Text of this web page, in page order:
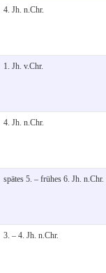
4. Jh. n.Chr.
1. Jh. v.Chr.
4. Jh. n.Chr.
spätes 5. – frühes 6. Jh. n.Chr.
3. – 4. Jh. n.Chr.